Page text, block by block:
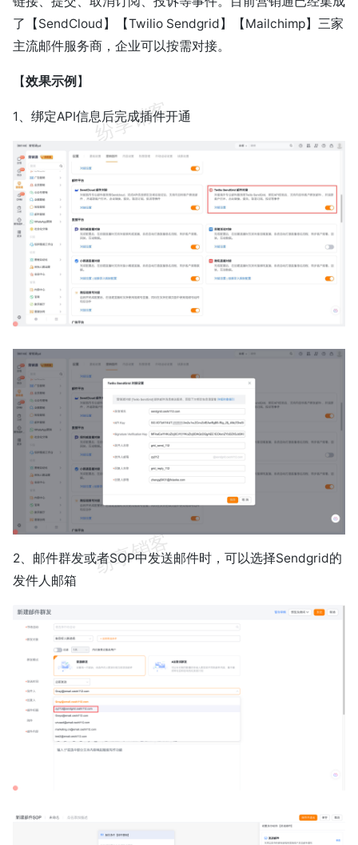
了【SendCloud】【Twilio Sendgrid】【Mailchimp】三家
主流邮件服务商，企业可以按需对接。
【效果示例 】
1、绑定API信息后完成插件开通
2、邮件群发或者SOP中发送邮件时，可以选择Sendgrid的
发件人邮箱